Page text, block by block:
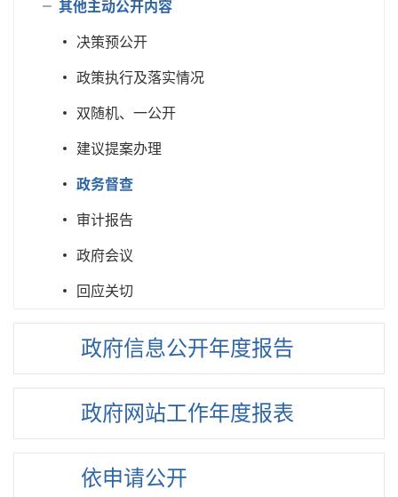
其他主动公开内容
决策预公开
政策执行及落实情况
双随机、一公开
建议提案办理
政务督查
审计报告
政府会议
回应关切
政府信息公开年度报告
政府网站工作年度报表
依申请公开